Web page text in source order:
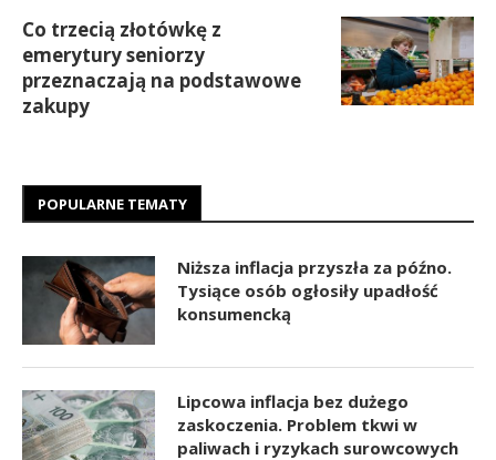
Co trzecią złotówkę z
emerytury seniorzy
przeznaczają na podstawowe
zakupy
POPULARNE TEMATY
Niższa inflacja przyszła za późno.
Tysiące osób ogłosiły upadłość
konsumencką
Lipcowa inflacja bez dużego
zaskoczenia. Problem tkwi w
paliwach i ryzykach surowcowych